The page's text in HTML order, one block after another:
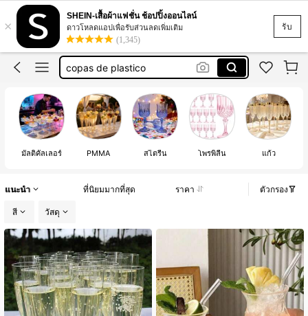
รับ
×
SHEIN-เสื้อผ้าแฟชั่น ช้อปปิ้งออนไลน์
ดาวโหลดแอปเพื่อรับส่วนลดเพิ่มเติม
(1,345)
כוסות שמפניה
copas de plástico
copas de plastico
כוסות שמפניה
copas de plástico
มัลติคัลเลอร์ PMMA สไตรีน โพรพิลีน แก้ว
แนะนำ ที่นิยมมากที่สุด ราคา ตัวกรอง
สี วัสดุ